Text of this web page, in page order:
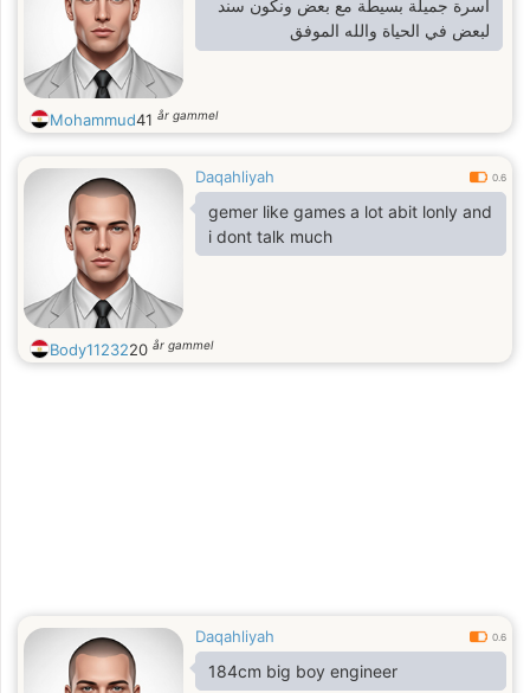
اسرة جميلة بسيطة مع بعض ونكون سند
لبعض في الحياة والله الموفق
Mohammud41 år gammel
Daqahliyah 0.6
gemer like games a lot abit lonly and
i dont talk much
Body1123220 år gammel
Daqahliyah 0.6
184cm big boy engineer